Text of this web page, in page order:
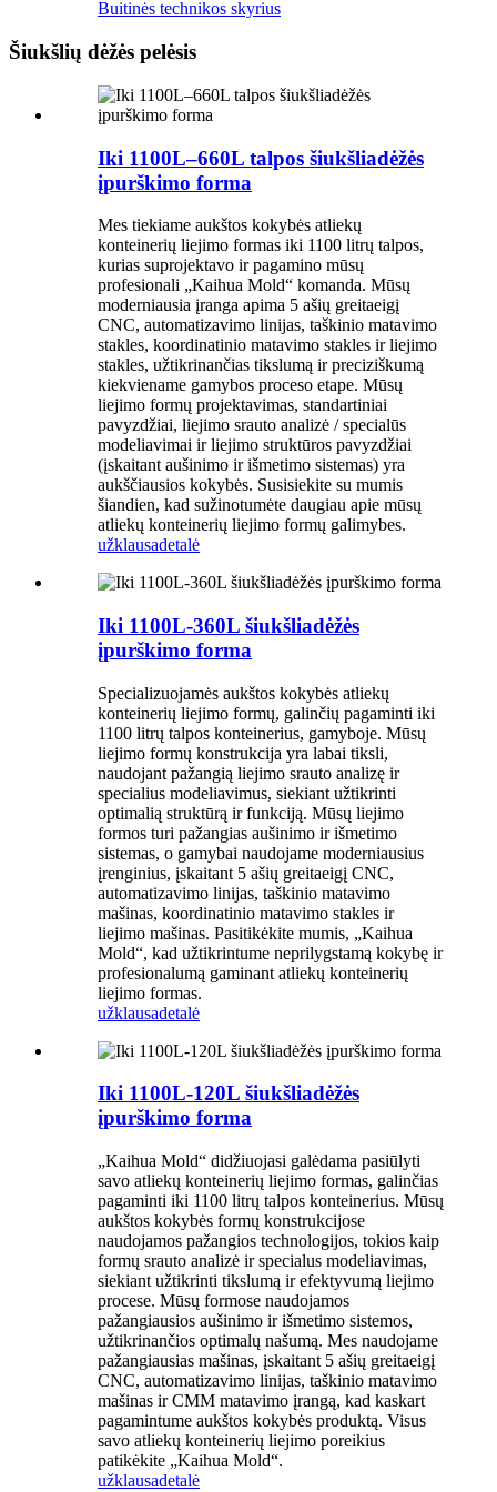
Buitinės technikos skyrius
Šiukšlių dėžės pelėsis
Iki 1100L–660L talpos šiukšliadėžės
įpurškimo forma
Mes tiekiame aukštos kokybės atliekų
konteinerių liejimo formas iki 1100 litrų talpos,
kurias suprojektavo ir pagamino mūsų
profesionali „Kaihua Mold“ komanda. Mūsų
moderniausia įranga apima 5 ašių greitaeigį
CNC, automatizavimo linijas, taškinio matavimo
stakles, koordinatinio matavimo stakles ir liejimo
stakles, užtikrinančias tikslumą ir preciziškumą
kiekviename gamybos proceso etape. Mūsų
liejimo formų projektavimas, standartiniai
pavyzdžiai, liejimo srauto analizė / specialūs
modeliavimai ir liejimo struktūros pavyzdžiai
(įskaitant aušinimo ir išmetimo sistemas) yra
aukščiausios kokybės. Susisiekite su mumis
šiandien, kad sužinotumėte daugiau apie mūsų
atliekų konteinerių liejimo formų galimybes.
užklausadetalė
Iki 1100L-360L šiukšliadėžės
įpurškimo forma
Specializuojamės aukštos kokybės atliekų
konteinerių liejimo formų, galinčių pagaminti iki
1100 litrų talpos konteinerius, gamyboje. Mūsų
liejimo formų konstrukcija yra labai tiksli,
naudojant pažangią liejimo srauto analizę ir
specialius modeliavimus, siekiant užtikrinti
optimalią struktūrą ir funkciją. Mūsų liejimo
formos turi pažangias aušinimo ir išmetimo
sistemas, o gamybai naudojame moderniausius
įrenginius, įskaitant 5 ašių greitaeigį CNC,
automatizavimo linijas, taškinio matavimo
mašinas, koordinatinio matavimo stakles ir
liejimo mašinas. Pasitikėkite mumis, „Kaihua
Mold“, kad užtikrintume neprilygstamą kokybę ir
profesionalumą gaminant atliekų konteinerių
liejimo formas.
užklausadetalė
Iki 1100L-120L šiukšliadėžės
įpurškimo forma
„Kaihua Mold“ didžiuojasi galėdama pasiūlyti
savo atliekų konteinerių liejimo formas, galinčias
pagaminti iki 1100 litrų talpos konteinerius. Mūsų
aukštos kokybės formų konstrukcijose
naudojamos pažangios technologijos, tokios kaip
formų srauto analizė ir specialus modeliavimas,
siekiant užtikrinti tikslumą ir efektyvumą liejimo
procese. Mūsų formose naudojamos
pažangiausios aušinimo ir išmetimo sistemos,
užtikrinančios optimalų našumą. Mes naudojame
pažangiausias mašinas, įskaitant 5 ašių greitaeigį
CNC, automatizavimo linijas, taškinio matavimo
mašinas ir CMM matavimo įrangą, kad kaskart
pagamintume aukštos kokybės produktą. Visus
savo atliekų konteinerių liejimo poreikius
patikėkite „Kaihua Mold“.
užklausadetalė